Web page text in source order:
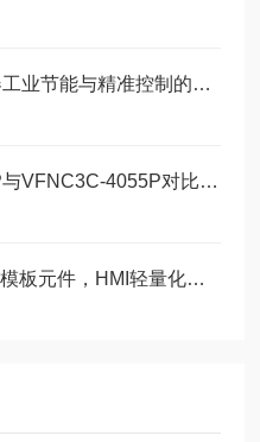
VFNC3C-4055P变频调速器工业节能与精准控制的革新产品
东芝变频器VFNC3C-4022P与VFNC3C-4055P对比：两款定位器该如何按需选型？
EasyBuilder Pro新功能——模板元件，HMI轻量化编程